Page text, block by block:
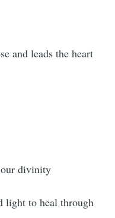
and leads the heart
our divinity
light to heal through